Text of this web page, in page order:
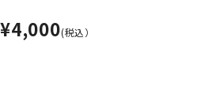
¥4,000(税込）